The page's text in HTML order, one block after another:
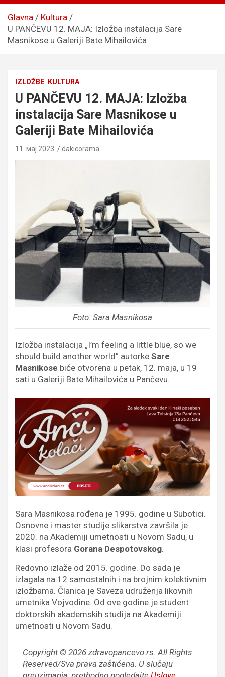
Glavna
Kultura
U PANČEVU 12. MAJA: Izložba instalacija Sare
Masnikose u Galeriji Bate Mihailovića
IZLOŽBE KULTURA
U PANČEVU 12. MAJA: Izložba
instalacija Sare Masnikose u
Galeriji Bate Mihailovića
11. мај 2023. dakicorama
Foto: Sara Masnikosa
Izložba instalacija „I’m feeling a little blue, so we
should build another world” autorke Sare
Masnikose biće otvorena u petak, 12. maja, u 19
sati u Galeriji Bate Mihailovića u Pančevu.
Sara Masnikosa rođena je 1995. godine u Subotici.
Osnovne i master studije slikarstva završila je
2020. na Akademiji umetnosti u Novom Sadu, u
klasi profesora Gorana Despotovskog.
Redovno izlaže od 2015. godine. Do sada je
izlagala na 12 samostalnih i na brojnim kolektivnim
izložbama. Članica je Saveza udruženja likovnih
umetnika Vojvodine. Od ove godine je student
doktorskih akademskih studija na Akademiji
umetnosti u Novom Sadu.
Copyright © 2026 zdravopancevo.rs. All Rights
Reserved/Sva prava zaštićena. U slučaju